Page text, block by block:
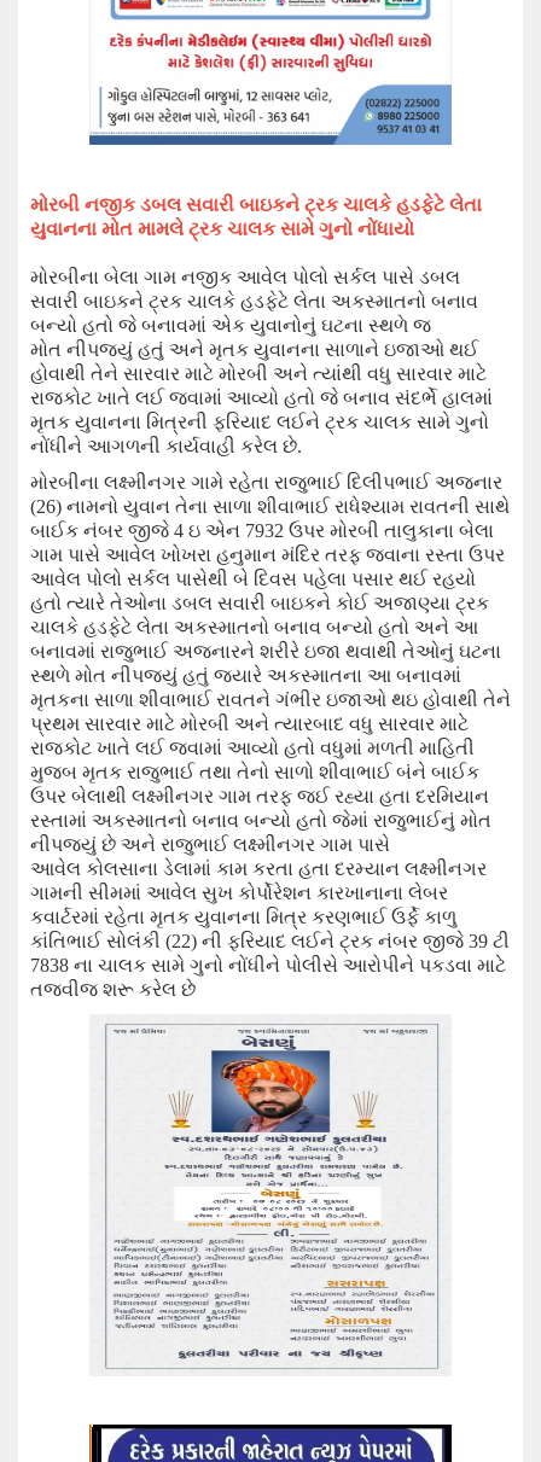
મોરબી નજીક ડબલ સવારી બાઇકને ટ્રક ચાલકે હડફેટે લેતા
યુવાનના મોત મામલે ટ્રક ચાલક સામે ગુનો નોંધાયો
મોરબીના બેલા ગામ નજીક આવેલ પોલો સર્કલ પાસે ડબલ
સવારી બાઇકને ટ્રક ચાલકે હડફેટે લેતા અકસ્માતનો બનાવ
બન્યો હતો જે બનાવમાં એક યુવાનોનું ઘટના સ્થળે જ
મોત નીપજયું હતું અને મૃતક યુવાનના સાળાને ઇજાઓ થઈ
હોવાથી તેને સારવાર માટે મોરબી અને ત્યાંથી વધુ સારવાર માટે
રાજકોટ ખાતે લઈ જવામાં આવ્યો હતો જે બનાવ સંદર્ભે હાલમાં
મૃતક યુવાનના મિત્રની ફરિયાદ લઈને ટ્રક ચાલક સામે ગુનો
નોંધીને આગળની કાર્યવાહી કરેલ છે.
મોરબીના લક્ષ્મીનગર ગામે રહેતા રાજુભાઈ દિલીપભાઈ અજનાર
(26) નામનો યુવાન તેના સાળા શીવાભાઈ રાધેશ્યામ રાવતની સાથે
બાઈક નંબર જીજે 4 ઇ એન 7932 ઉપર મોરબી તાલુકાના બેલા
ગામ પાસે આવેલ ખોખરા હનુમાન મંદિર તરફ જવાના રસ્તા ઉપર
આવેલ પોલો સર્કલ પાસેથી બે દિવસ પહેલા પસાર થઈ રહયો
હતો ત્યારે તેઓના ડબલ સવારી બાઇકને કોઈ અજાણ્યા ટ્રક
ચાલકે હડફેટે લેતા અકસ્માતનો બનાવ બન્યો હતો અને આ
બનાવમાં રાજુભાઈ અજનારને શરીરે ઇજા થવાથી તેઓનું ઘટના
સ્થળે મોત નીપજયું હતું જ્યારે અકસ્માતના આ બનાવમાં
મૃતકના સાળા શીવાભાઈ રાવતને ગંભીર ઇજાઓ થઇ હોવાથી તેને
પ્રથમ સારવાર માટે મોરબી અને ત્યારબાદ વધુ સારવાર માટે
રાજકોટ ખાતે લઈ જવામાં આવ્યો હતો વધુમાં મળતી માહિતી
મુજબ મૃતક રાજુભાઈ તથા તેનો સાળો શીવાભાઈ બંને બાઈક
ઉપર બેલાથી લક્ષ્મીનગર ગામ તરફ જઈ રહ્યા હતા દરમિયાન
રસ્તામાં અકસ્માતનો બનાવ બન્યો હતો જેમાં રાજુભાઈનું મોત
નીપજ્યું છે અને રાજુભાઈ લક્ષ્મીનગર ગામ પાસે
આવેલ કોલસાના ડેલામાં કામ કરતા હતા દરમ્યાન લક્ષ્મીનગર
ગામની સીમમાં આવેલ સુખ કોર્પોરેશન કારખાનાના લેબર
કવાર્ટરમાં રહેતા મૃતક યુવાનના મિત્ર કરણભાઈ ઉર્ફે કાળુ
કાંતિભાઈ સોલંકી (22) ની ફરિયાદ લઈને ટ્રક નંબર જીજે 39 ટી
7838 ના ચાલક સામે ગુનો નોંધીને પોલીસે આરોપીને પકડવા માટે
તજવીજ શરૂ કરેલ છે